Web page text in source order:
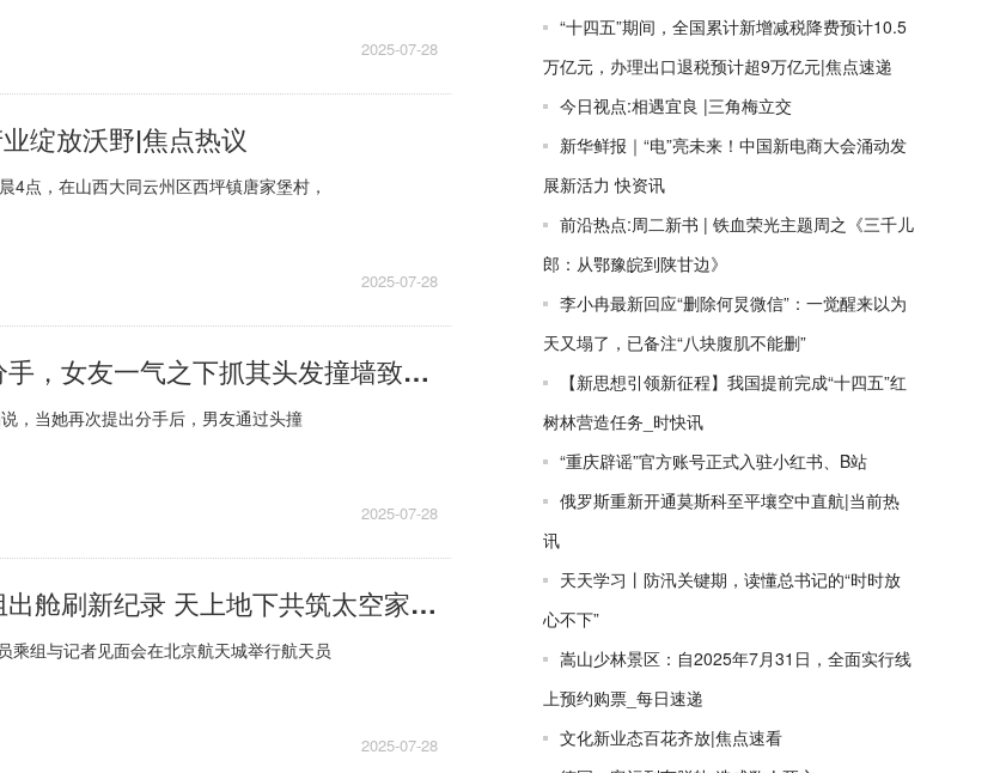
2025-07-28
绽放沃野|焦点热议
4点，在山西大同云州区西坪镇唐家堡村，
2025-07-28
男子多次自残挽留分手，女友一气之下抓其头发撞墙致死！法院：判刑11年|短讯
，当她再次提出分手后，男友通过头撞
2025-07-28
面对面丨神十九乘组出舱刷新纪录 天上地下共筑太空家园|焦点短讯
乘组与记者见面会在北京航天城举行航天员
2025-07-28
“十四五”期间，全国累计新增减税降费预计10.5
万亿元，办理出口退税预计超9万亿元|焦点速递
今日视点:相遇宜良 |三角梅立交
新华鲜报｜“电”亮未来！中国新电商大会涌动发
展新活力 快资讯
前沿热点:周二新书 | 铁血荣光主题周之《三千儿
郎：从鄂豫皖到陕甘边》
李小冉最新回应“删除何炅微信”：一觉醒来以为
天又塌了，已备注“八块腹肌不能删”
【新思想引领新征程】我国提前完成“十四五”红
树林营造任务_时快讯
“重庆辟谣”官方账号正式入驻小红书、B站
俄罗斯重新开通莫斯科至平壤空中直航|当前热
讯
天天学习丨防汛关键期，读懂总书记的“时时放
心不下”
嵩山少林景区：自2025年7月31日，全面实行线
上预约购票_每日速递
文化新业态百花齐放|焦点速看